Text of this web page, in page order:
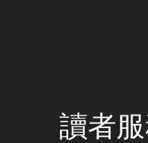
讀者